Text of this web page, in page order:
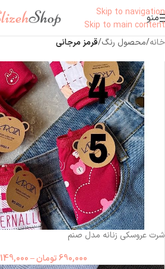
Skip to navigation
Skip to main content
منو
خانه/محصول رنگ/قرمز مرجانی
شرت عروسکی زنانه مدل صنم
690,000تومان–
149,000